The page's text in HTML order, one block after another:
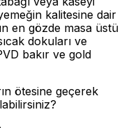
kalitesine dair
en gözde masa üstü
dokuları ve
bakır ve gold
ötesine geçerek